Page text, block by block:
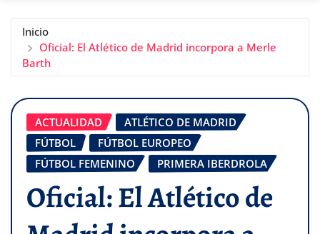
Inicio
Oficial: El Atlético de Madrid incorpora a Merle
Barth
ACTUALIDAD
ATLÉTICO DE MADRID
FÚTBOL
FÚTBOL EUROPEO
FÚTBOL FEMENINO
PRIMERA IBERDROLA
Oficial: El Atlético de